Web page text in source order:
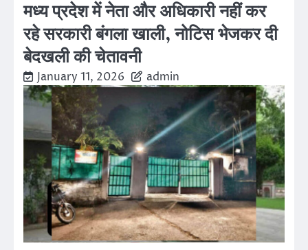
मध्य प्रदेश में नेता और अधिकारी नहीं कर
रहे सरकारी बंगला खाली, नोटिस भेजकर दी
बेदखली की चेतावनी
January 11, 2026 admin